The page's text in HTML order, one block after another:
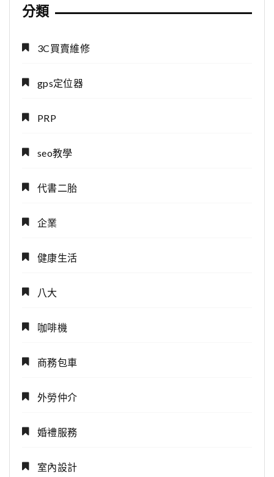
分類
3C買賣維修
gps定位器
PRP
seo教學
代書二胎
企業
健康生活
八大
咖啡機
商務包車
外勞仲介
婚禮服務
室內設計